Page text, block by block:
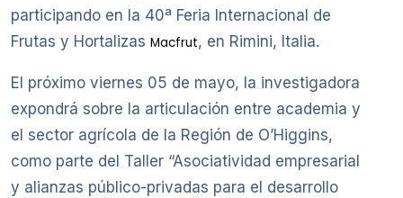
participando en la 40ª Feria Internacional de
Frutas y Hortalizas Macfrut, en Rimini, Italia.
El próximo viernes 05 de mayo, la investigadora
expondrá sobre la articulación entre academia y
el sector agrícola de la Región de O’Higgins,
como parte del Taller “Asociatividad empresarial
y alianzas público-privadas para el desarrollo